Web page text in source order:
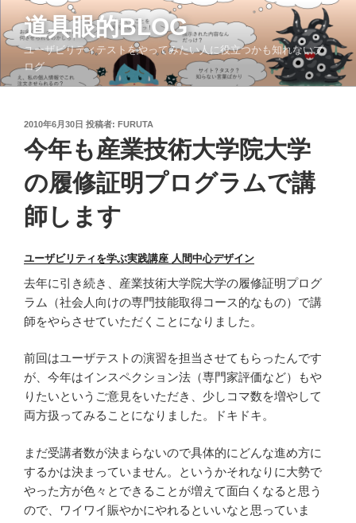
ン
テ
ツ
道具眼的BLOG
ユーザビリティテストをやってみたい人に役立つかも知れないブ
ログ
投
日:
2010年6月30日 投稿者: FURUTA
今年も産業技術大学院大学
の履修証明プログラムで講
師します
ユーザビリティを学ぶ実践講座 人間中心デザイン
去年に引き続き、産業技術大学院大学の履修証明プログ
ラム（社会人向けの専門技能取得コース的なもの）で講
師をやらさせていただくことになりました。
前回はユーザテストの演習を担当させてもらったんです
が、今年はインスペクション法（専門家評価など）もや
りたいというご意見をいただき、少しコマ数を増やして
両方扱ってみることになりました。ドキドキ。
まだ受講者数が決まらないので具体的にどんな進め方に
するかは決まっていません。というかそれなりに大勢で
やった方が色々とできることが増えて面白くなると思う
ので、ワイワイ賑やかにやれるといいなと思っていま